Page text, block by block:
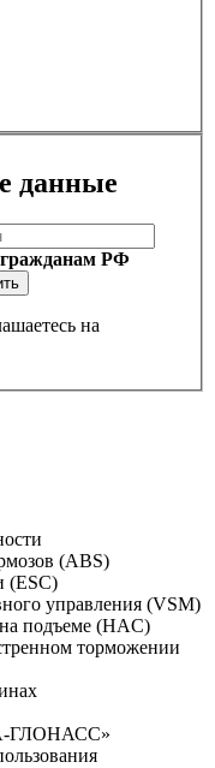
данные
гражданам РФ
на
(ABS)
(ESC)
управления (VSM)
подъеме (HAC)
торможении
ГЛОНАСС»